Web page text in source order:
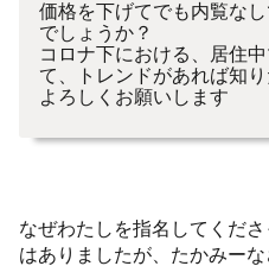
価格を下げてでも内覧な
でしょうか？
コロナ下における、居住
て、トレンドがあれば知
よろしくお願いします
なぜわたしを指名してくだ
はありましたが、たかみー